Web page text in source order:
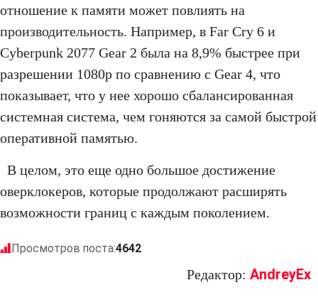
отношение к памяти может повлиять на
производительность. Например, в Far Cry 6 и
Cyberpunk 2077 Gear 2 была на 8,9% быстрее при
разрешении 1080p по сравнению с Gear 4, что
показывает, что у нее хорошо сбалансированная
системная система, чем гоняются за самой быстрой
оперативной памятью.
В целом, это еще одно большое достижение
оверклокеров, которые продолжают расширять
возможности границ с каждым поколением.
Просмотров поста:4642
Редактор: AndreyEx